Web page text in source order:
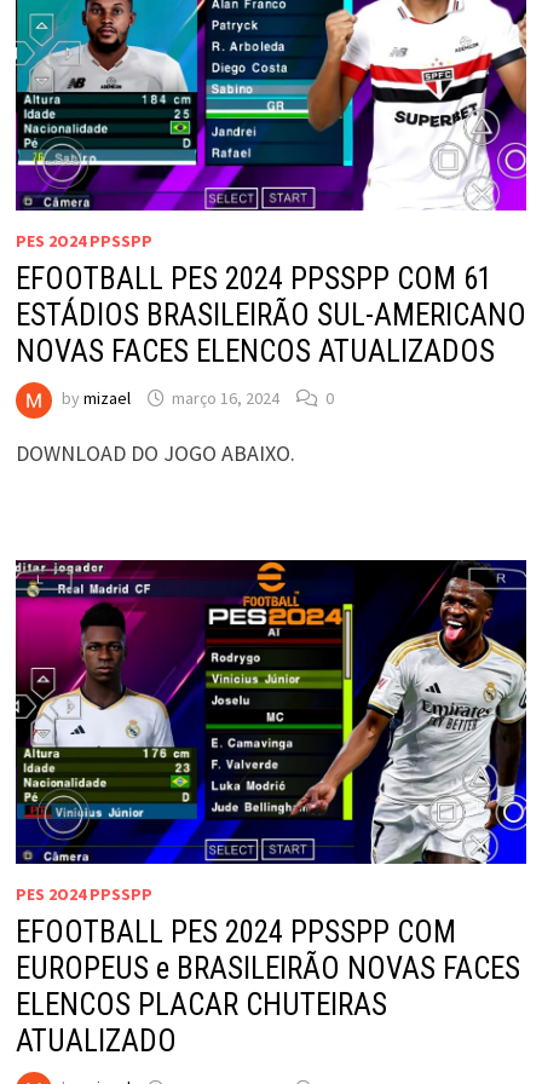
PES 2O24 PPSSPP
EFOOTBALL PES 2024 PPSSPP COM 61
ESTÁDIOS BRASILEIRÃO SUL-AMERICANO
NOVAS FACES ELENCOS ATUALIZADOS
by mizael março 16, 2024 0
DOWNLOAD DO JOGO ABAIXO.
PES 2O24 PPSSPP
EFOOTBALL PES 2024 PPSSPP COM
EUROPEUS e BRASILEIRÃO NOVAS FACES
ELENCOS PLACAR CHUTEIRAS
ATUALIZADO